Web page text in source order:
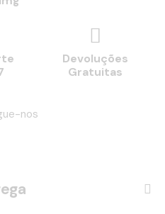
Devoluções
Gratuitas
nos